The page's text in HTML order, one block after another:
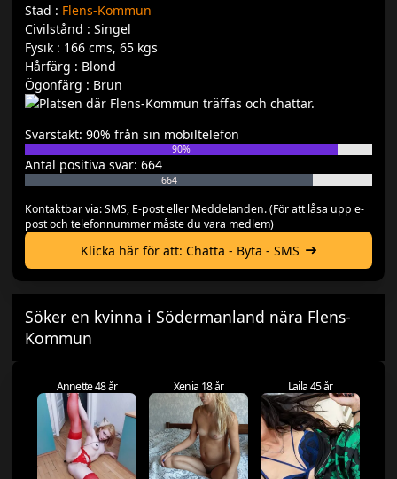
Stad : Flens-Kommun
Civilstånd : Singel
Fysik : 166 cms, 65 kgs
Hårfärg : Blond
Ögonfärg : Brun
Svarstakt: 90% från sin mobiltelefon
90%
Antal positiva svar: 664
664
Kontaktbar via: SMS, E-post eller Meddelanden. (För att låsa upp e-
post och telefonnummer måste du vara medlem)
Klicka här för att: Chatta - Byta - SMS
Söker en kvinna i Södermanland nära Flens-
Kommun
Annette 48 år Xenia 18 år Laila 45 år